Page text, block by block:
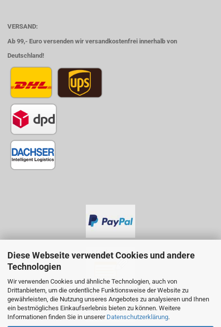
Diese Webseite verwendet Cookies und andere
Technologien
Wir verwenden Cookies und ähnliche Technologien, auch von
Drittanbietern, um die ordentliche Funktionsweise der Website zu
gewährleisten, die Nutzung unseres Angebotes zu analysieren und Ihnen
ein bestmögliches Einkaufserlebnis bieten zu können. Weitere
Informationen finden Sie in unserer Datenschutzerklärung.
VERSAND:
Ab 99,- Euro versenden wir versandkostenfrei innerhalb von
Deutschland!